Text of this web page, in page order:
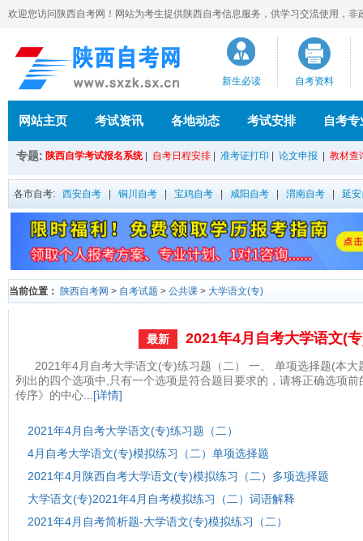
欢迎您访问陕西自考网！网站为考生提供陕西自考信息服务，供学习交流使用，
新生必读 自考资料
网站主页 考试资讯 各地动态 考试安排 自考专
专题: 陕西自学考试报名系统 自考日程安排 准考证打印 论文申报 教材查
各市自考: 西安自考 铜川自考 宝鸡自考 咸阳自考 渭南自考 延
当前位置： 陕西自考网 > 自考试题 > 公共课 > 大学语文(专)
最新 2021年4月自考大学语文(
2021年4月自考大学语文(专)练习题（二） 一、 单项选择题(本
列出的四个选项中,只有一个选项是符合题目要求的，请将正确选项
传序》的中心 ...[详情]
2021年4月自考大学语文(专)练习题（二）
4月自考大学语文(专)模拟练习（二）单项选择题
2021年4月陕西自考大学语文(专)模拟练习（二）多项选择题
大学语文(专)2021年4月自考模拟练习（二）词语解释
2021年4月自考简析题-大学语文(专)模拟练习（二）